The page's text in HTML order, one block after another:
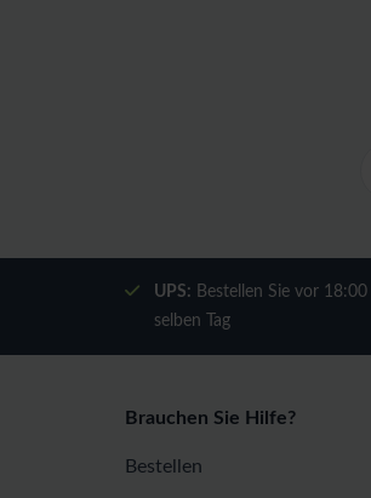
UPS: Bestellen Sie vor
selben Tag
Brauchen Sie Hilfe?
Bestellen